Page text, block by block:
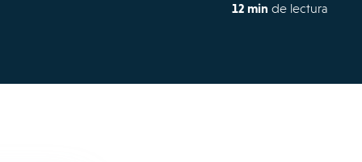
12 min de lectura